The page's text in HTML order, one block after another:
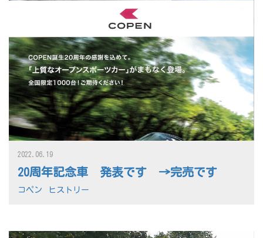
20周年記念車 発表です →完売です
2022.06.19
コペン ヒストリー